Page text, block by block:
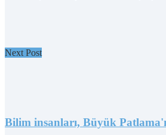
Next Post
Bilim insanları, Büyük